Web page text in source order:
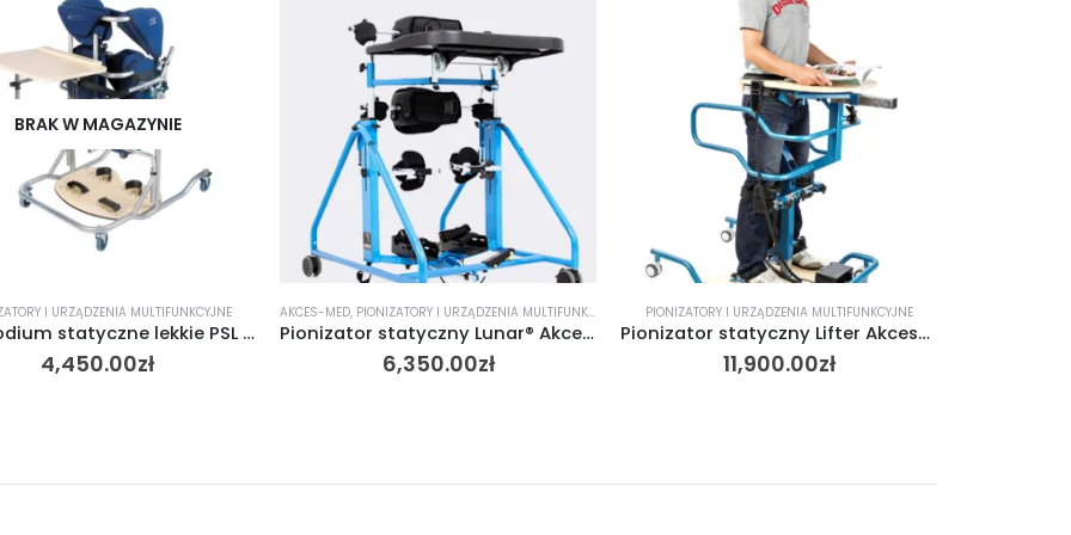
,PIONIZATORY I URZĄDZENIA MULTIFUNKCYJNE
Pionizator statyczny Lunar® Akces-Med
6,350.00zł
PIONIZATORY I URZĄDZENIA MULTIFUNKCYJNE
Pionizator statyczny Lifter Akces-Med
11,900.00zł
BRAK W MAGAZYNIE
PIONIZATORY I URZĄDZENIA MULTIFUNKCYJNE
PARAPODIUM MOBILNE COMBO [ PJMC ]
5,999.00zł